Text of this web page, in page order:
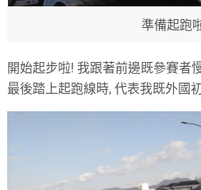
準備起跑
開始起步啦!我跟著前邊既參賽者
最後踏上起跑線時,代表我既外國